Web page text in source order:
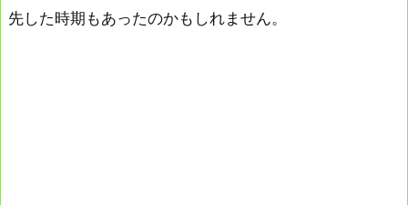
先した時期もあったのかもしれません。